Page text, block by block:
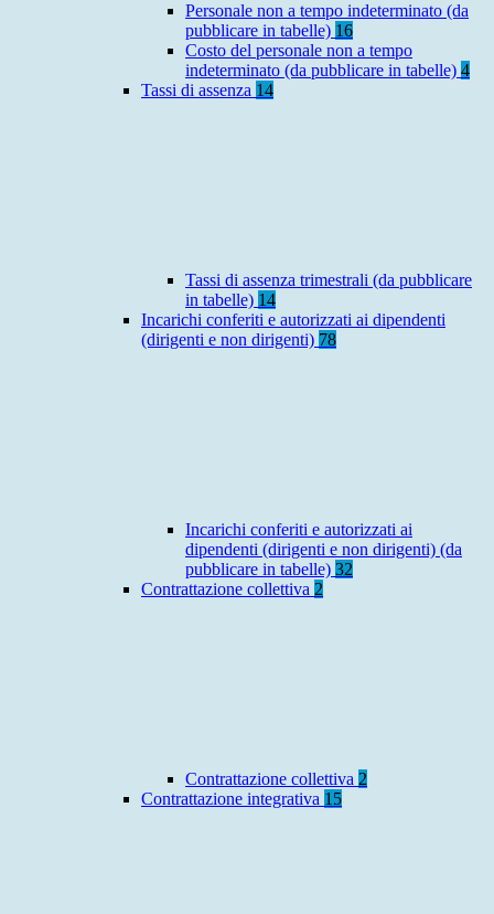
Personale non a tempo indeterminato (da
pubblicare in tabelle) 16
Costo del personale non a tempo
indeterminato (da pubblicare in tabelle) 4
Tassi di assenza 14
Tassi di assenza trimestrali (da pubblicare
in tabelle) 14
Incarichi conferiti e autorizzati ai dipendenti
(dirigenti e non dirigenti) 78
Incarichi conferiti e autorizzati ai
dipendenti (dirigenti e non dirigenti) (da
pubblicare in tabelle) 32
Contrattazione collettiva 2
Contrattazione collettiva 2
Contrattazione integrativa 15